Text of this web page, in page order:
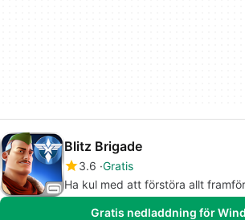
Blitz Brigade
3.6 Gratis
Ha kul med att förstöra allt
Gratis nedladdning för